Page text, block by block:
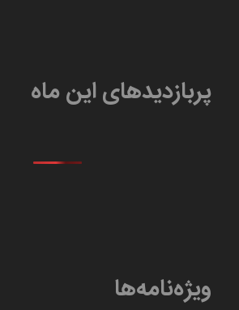
پربازدیدهای این ماه
ویژه‌نامه‌ها